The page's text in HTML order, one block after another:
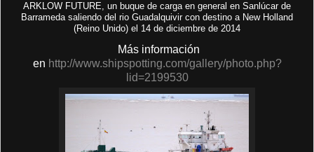
ARKLOW FUTURE, un buque de carga en general en Sanlúcar de
Barrameda saliendo del rio Guadalquivir con destino a New Holland
(Reino Unido) el 14 de diciembre de 2014
Más información
en http://www.shipspotting.com/gallery/photo.php?
lid=2199530